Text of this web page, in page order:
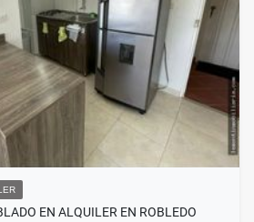
EN ALQUILER EN ROBLEDO